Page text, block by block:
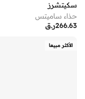
سكيتشرز
حذاء ساميتس
ر.ق266.63
الأكثر مبيعا